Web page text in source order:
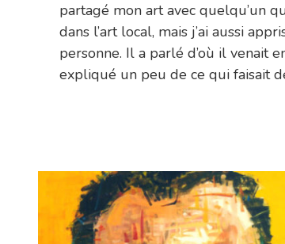
partagé mon art avec quelqu’un
dans l’art local, mais j’ai aussi
personne. Il a parlé d’où il venait
expliqué un peu de ce qui faisait